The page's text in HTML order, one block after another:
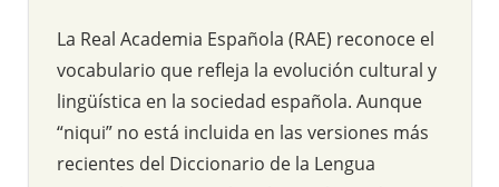
La Real Academia Española (RAE) reconoce el
vocabulario que refleja la evolución cultural y
lingüística en la sociedad española. Aunque
“niqui” no está incluida en las versiones más
recientes del Diccionario de la Lengua